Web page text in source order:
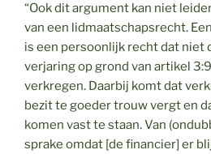
“Ook dit argument kan niet
van een lidmaatschapsrecht.
is een persoonlijk recht dat niet
verjaring op grond van artikel
verkregen. Daarbij komt dat
bezit te goeder trouw vergt en
komen vast te staan. Van
sprake omdat [de financier] er